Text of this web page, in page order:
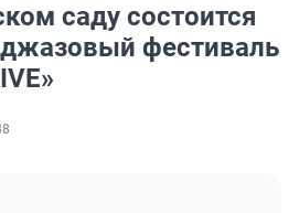
саду состоится
фестиваль